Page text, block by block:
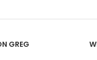
GREG